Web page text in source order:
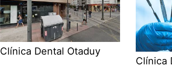
Clínica Dental Otaduy
Clínica